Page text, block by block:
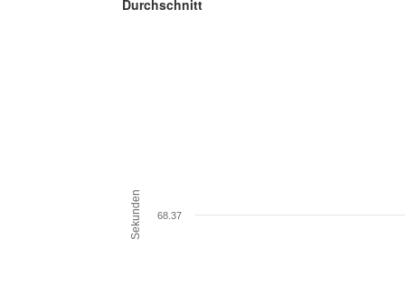
Durchschnitt
Sekunden 68.37